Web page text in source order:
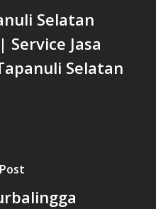
Selatan
Service Jasa
Selatan